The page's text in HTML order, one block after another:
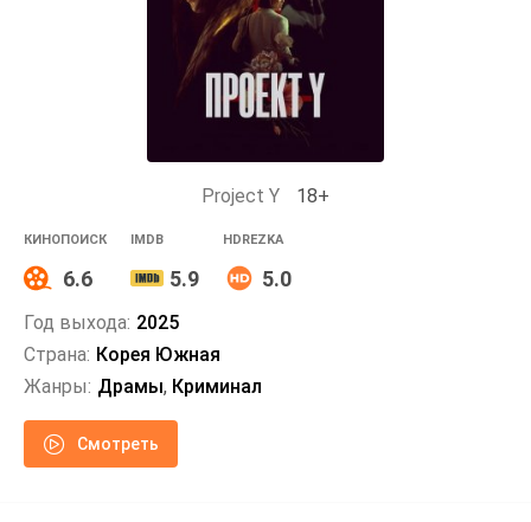
Project Y 18+
КИНОПОИСК
6.6
IMDB
5.9
HDREZKA
5.0
Год выхода: 2025
Страна: Корея Южная
Жанры: Драмы, Криминал
Смотреть